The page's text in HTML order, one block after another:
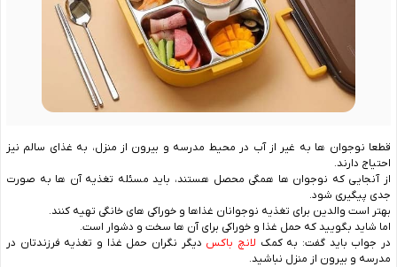
قطعا نوجوان ها به غیر از آب در محیط مدرسه و بیرون از منزل، به غذای سالم نیز
احتیاج دارند.
از آنجایی که نوجوان ها همگی محصل هستند، باید مسئله تغذیه آن ها به صورت
جدی پیگیری شود.
بهتر است والدین برای تغذیه نوجوانان غذاها و خوراکی های خانگی تهیه کنند.
اما شاید بگویید که حمل غذا و خوراکی برای آن ها سخت و دشوار است.
در جواب باید گفت: به کمک لانچ باکس دیگر نگران حمل غذا و تغذیه فرزندتان در
مدرسه و بیرون از منزل نباشید.